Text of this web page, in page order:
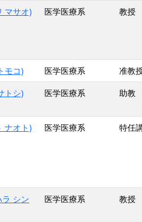
マサオ)
医学医療系 教授
モコ)
医学医療系 准教
トシ)
医学医療系 助教
ナオト)
医学医療系 特任
シン
医学医療系 教授